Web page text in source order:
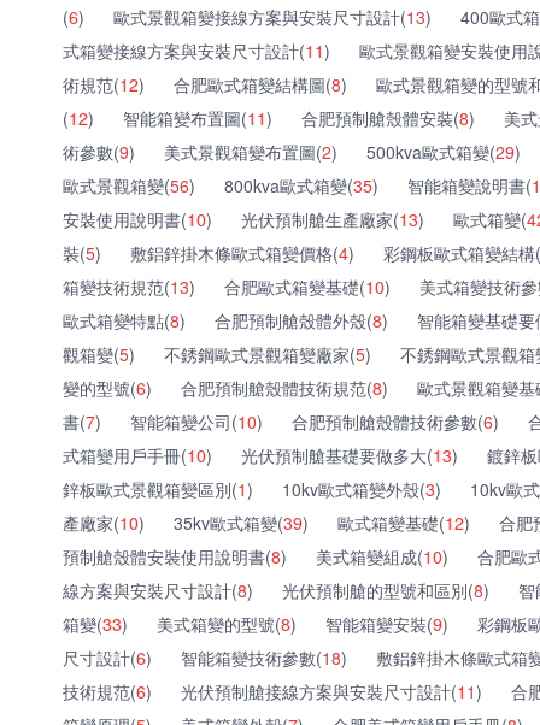
(6) 歐式景觀箱變接線方案與安裝尺寸設計(13)
400歐式
式箱變接線方案與安裝尺寸設計(11)
歐式景觀箱變安裝使用
術規范(12) 合肥歐式箱變結構圖(8)
歐式景觀箱變的型號
(12) 智能箱變布置圖(11) 合肥預制艙殼體安裝(8)
美
術參數(9) 美式景觀箱變布置圖(2) 500kva歐式箱變(29)
歐式景觀箱變(56) 800kva歐式箱變(35) 智能箱變說明書(
安裝使用說明書(10) 光伏預制艙生產廠家(13) 歐式箱變(
裝(5) 敷鋁鋅掛木條歐式箱變價格(4)
彩鋼板歐式箱變結構(
箱變技術規范(13) 合肥歐式箱變基礎(10)
美式箱變技術
歐式箱變特點(8) 合肥預制艙殼體外殼(8)
智能箱變基礎
觀箱變(5) 不銹鋼歐式景觀箱變廠家(5)
不銹鋼歐式景觀
變的型號(6) 合肥預制艙殼體技術規范(8)
歐式景觀箱變基
書(7) 智能箱變公司(10) 合肥預制艙殼體技術參數(6)
式箱變用戶手冊(10) 光伏預制艙基礎要做多大(13)
鍍鋅
鋅板歐式景觀箱變區別(1) 10kv歐式箱變外殼(3)
10kv歐
產廠家(10) 35kv歐式箱變(39) 歐式箱變基礎(12)
合肥
預制艙殼體安裝使用說明書(8) 美式箱變組成(10)
合肥歐
線方案與安裝尺寸設計(8) 光伏預制艙的型號和區別(8)
箱變(33) 美式箱變的型號(8) 智能箱變安裝(9)
彩鋼板
尺寸設計(6) 智能箱變技術參數(18)
敷鋁鋅掛木條歐式箱
技術規范(6) 光伏預制艙接線方案與安裝尺寸設計(11)
合